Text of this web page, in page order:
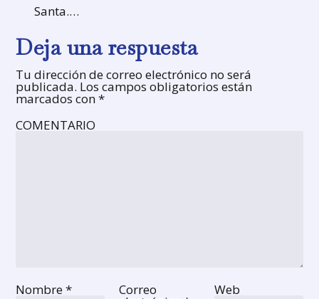
Santa.…
Deja una respuesta
Tu dirección de correo electrónico no será
publicada. Los campos obligatorios están
marcados con*
COMENTARIO
Nombre* Correo Web